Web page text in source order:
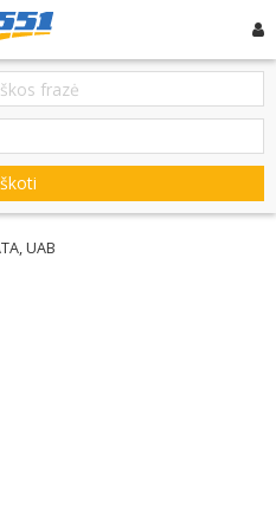
UAB